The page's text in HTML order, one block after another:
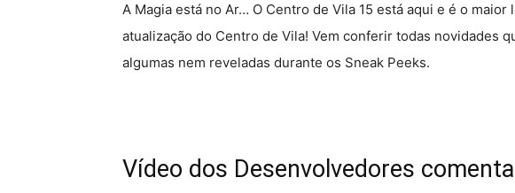
A Magia está no Ar… O Centro de Vila 15 está aqui e é o
atualização do Centro de Vila! Vem conferir todas novidades
algumas nem reveladas durante os Sneak Peeks.
Vídeo dos Desenvolvedores